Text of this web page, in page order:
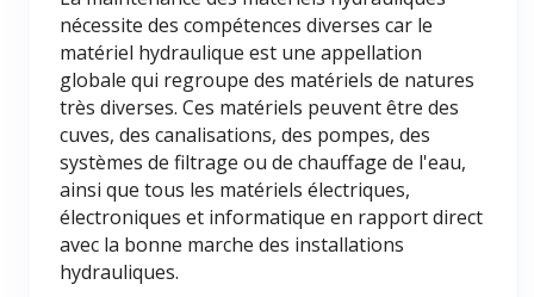
nécessite des compétences diverses car le
matériel hydraulique est une appellation
globale qui regroupe des matériels de natures
très diverses. Ces matériels peuvent être des
cuves, des canalisations, des pompes, des
systèmes de filtrage ou de chauffage de l'eau,
ainsi que tous les matériels électriques,
électroniques et informatique en rapport direct
avec la bonne marche des installations
hydrauliques.